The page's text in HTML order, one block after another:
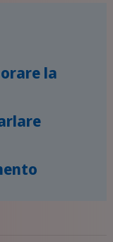
la